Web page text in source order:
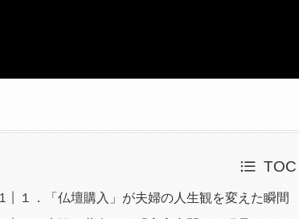
TOC
１．「仏壇購入」が夫婦の人生観を変えた瞬間